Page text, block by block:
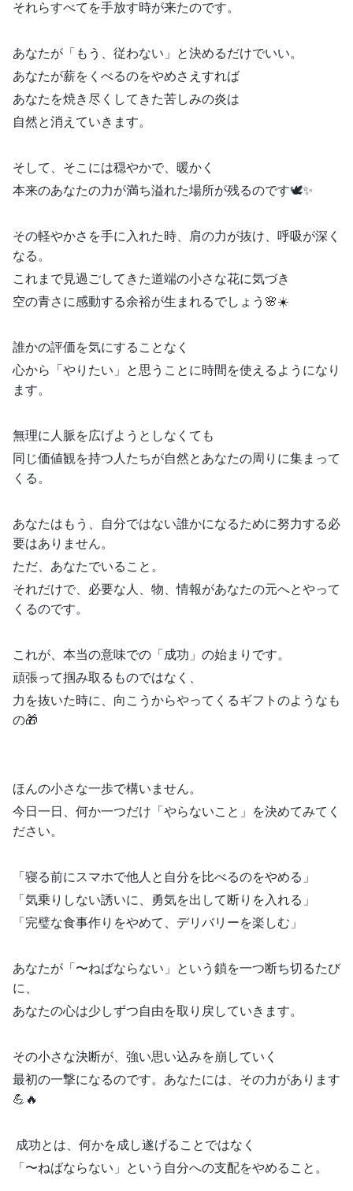
それらすべてを手放す時が来たのです。
あなたが「もう、従わない」と決めるだけでいい。
あなたが薪をくべるのをやめさえすれば
あなたを焼き尽くしてきた苦しみの炎は
自然と消えていきます。
そして、そこには穏やかで、暖かく
本来のあなたの力が満ち溢れた場所が残るのです🕊️✨
その軽やかさを手に入れた時、肩の力が抜け、呼吸が深く
なる。
これまで見過ごしてきた道端の小さな花に気づき
空の青さに感動する余裕が生まれるでしょう🌸☀️
誰かの評価を気にすることなく
心から「やりたい」と思うことに時間を使えるようになり
ます。
無理に人脈を広げようとしなくても
同じ価値観を持つ人たちが自然とあなたの周りに集まって
くる。
あなたはもう、自分ではない誰かになるために努力する必
要はありません。
ただ、あなたでいること。
それだけで、必要な人、物、情報があなたの元へとやって
くるのです。
これが、本当の意味での「成功」の始まりです。
頑張って掴み取るものではなく、
力を抜いた時に、向こうからやってくるギフトのようなも
の🎁
ほんの小さな一歩で構いません。
今日一日、何か一つだけ「やらないこと」を決めてみてく
ださい。
「寝る前にスマホで他人と自分を比べるのをやめる」
「気乗りしない誘いに、勇気を出して断りを入れる」
「完璧な食事作りをやめて、デリバリーを楽しむ」
あなたが「〜ねばならない」という鎖を一つ断ち切るたび
に、
あなたの心は少しずつ自由を取り戻していきます。
その小さな決断が、強い思い込みを崩していく
最初の一撃になるのです。あなたには、その力があります
💪🔥
成功とは、何かを成し遂げることではなく
「〜ねばならない」という自分への支配をやめること。